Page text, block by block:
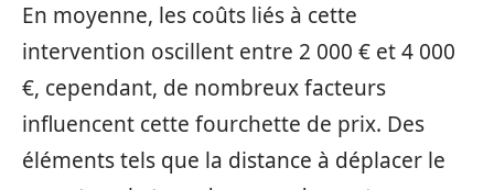
En moyenne, les coûts liés à cette
intervention oscillent entre 2 000 € et 4 000
€, cependant, de nombreux facteurs
influencent cette fourchette de prix. Des
éléments tels que la distance à déplacer le